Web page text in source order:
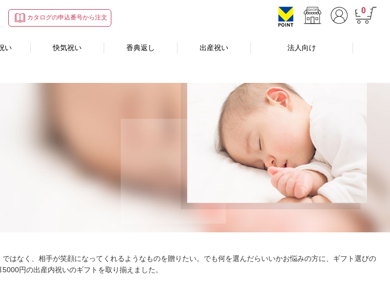
0
カタログの申込番号から注文
い 快気祝い 香典返し 出産祝い 法人向け
はなく、相手が笑顔になってくれるようなものを贈りたい。でも何を選んだらいいかお悩みの方に、ギフト選びの
円の出産内祝いのギフトを取り揃えました。